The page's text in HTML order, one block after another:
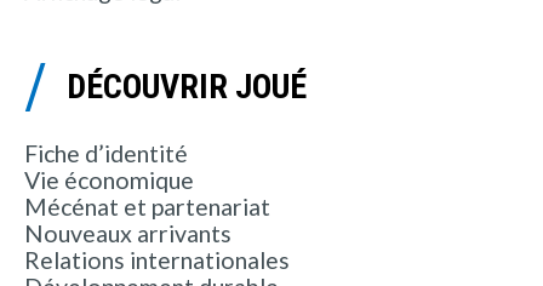
DÉCOUVRIR JOUÉ
Fiche d’identité
Vie économique
Mécénat et partenariat
Nouveaux arrivants
Relations internationales